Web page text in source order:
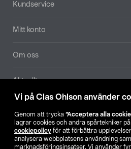
Vi på Clas Ohlson använder
Genom att trycka ”Acceptera alla
lagrar cookies och andra spårtekniker
cookiepolicy för att förbättra
analysera webbplatsens användning
marknadsföringsinsatser. Vi använder
Kundservice
Mitt konto
Om oss
Aktuellt
Hitta